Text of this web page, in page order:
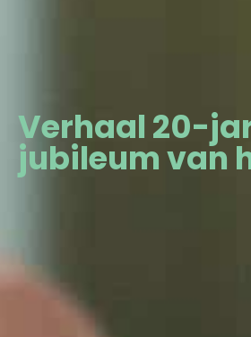
Verhaal 20-
jubileum van